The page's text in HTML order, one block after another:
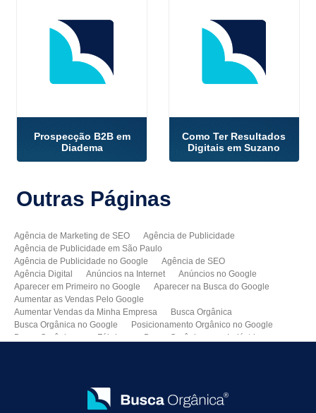
Prospecção B2B em
Diadema
Como Ter Resultados
Digitais em Suzano
Outras Páginas
Agência de Marketing de SEO
Agência de Publicidade
Agência de Publicidade em São Paulo
Agência de Publicidade no Google
Agência de SEO
Agência Digital
Anúncios na Internet
Anúncios no Google
Aparecer em Primeiro no Google
Aparecer na Busca do Google
Aumentar as Vendas Pelo Google
Aumentar Vendas da Minha Empresa
Busca Orgânica
Busca Orgânica no Google
Posicionamento Orgânico no Google
Busca Orgânica para Fábricas
Busca Orgânica para Indústrias
Como Melhorar as Vendas
Como Melhorar o Ranking do Meu Site no Google